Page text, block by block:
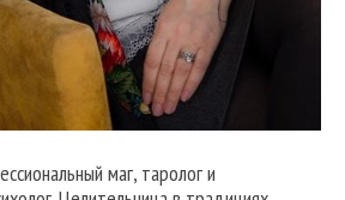
маг, таролог и